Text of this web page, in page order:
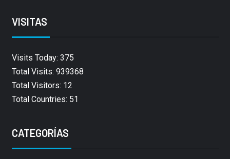
VISITAS
Visits Today: 375
Total Visits: 939368
Total Visitors: 12
Total Countries: 51
CATEGORÍAS